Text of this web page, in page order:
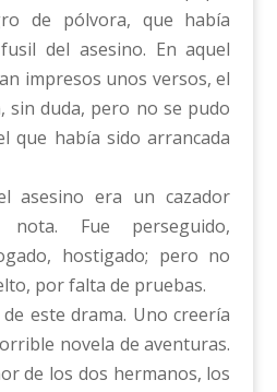
de pólvora, que había
del asesino. En aquel
impresos unos versos, el
sin duda, pero no se pudo
que había sido arrancada
asesino era un cazador
Fue perseguido,
hostigado; pero no
por falta de pruebas.
este drama. Uno creería
novela de aventuras.
de los dos hermanos, los